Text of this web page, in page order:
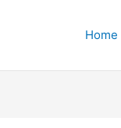
Home